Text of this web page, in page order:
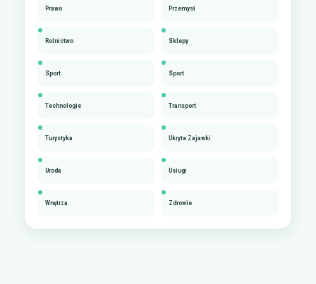
Prawo Przemysł
Rolnictwo Sklepy
Sport Sport
Technologie Transport
Turystyka Ukryte Zajawki
Uroda Usługi
Wnętrza Zdrowie